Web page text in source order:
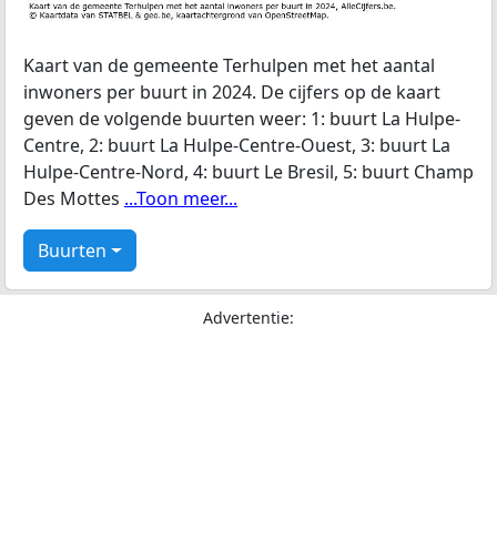
Kaart van de gemeente Terhulpen met het aantal
inwoners per buurt in 2024. De cijfers op de kaart
geven de volgende buurten weer: 1: buurt La Hulpe-
Centre, 2: buurt La Hulpe-Centre-Ouest, 3: buurt La
Hulpe-Centre-Nord, 4: buurt Le Bresil, 5: buurt Champ
Des Mottes ...Toon meer...
Buurten
Advertentie: